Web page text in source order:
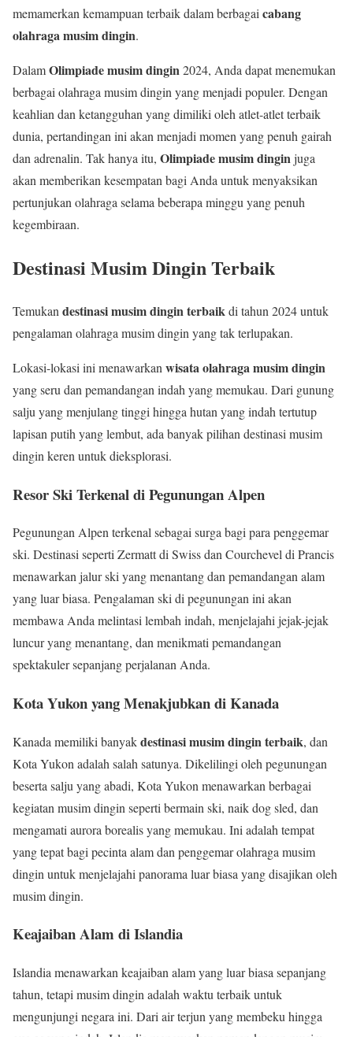
memamerkan kemampuan terbaik dalam berbagai cabang
olahraga musim dingin.
DalamOlimpiade musim dingin2024, Anda dapat menemukan
berbagai olahraga musim dingin yang menjadi populer. Dengan
keahlian dan ketangguhan yang dimiliki oleh atlet-atlet terbaik
dunia, pertandingan ini akan menjadi momen yang penuh gairah
dan adrenalin. Tak hanya itu, Olimpiade musim dinginjuga
akan memberikan kesempatan bagi Anda untuk menyaksikan
pertunjukan olahraga selama beberapa minggu yang penuh
kegembiraan.
Destinasi Musim Dingin Terbaik
Temukan destinasi musim dingin terbaikdi tahun 2024 untuk
pengalaman olahraga musim dingin yang tak terlupakan.
Lokasi-lokasi ini menawarkan wisata olahraga musim dingin
yang seru dan pemandangan indah yang memukau. Dari gunung
salju yang menjulang tinggi hingga hutan yang indah tertutup
lapisan putih yang lembut, ada banyak pilihan destinasi musim
dingin keren untuk dieksplorasi.
Resor Ski Terkenal di Pegunungan Alpen
Pegunungan Alpen terkenal sebagai surga bagi para penggemar
ski. Destinasi seperti Zermatt di Swiss dan Courchevel di Prancis
menawarkan jalur ski yang menantang dan pemandangan alam
yang luar biasa. Pengalaman ski di pegunungan ini akan
membawa Anda melintasi lembah indah, menjelajahi jejak-jejak
luncur yang menantang, dan menikmati pemandangan
spektakuler sepanjang perjalanan Anda.
Kota Yukon yang Menakjubkan di Kanada
Kanada memiliki banyakdestinasi musim dingin terbaik, dan
Kota Yukon adalah salah satunya. Dikelilingi oleh pegunungan
beserta salju yang abadi, Kota Yukon menawarkan berbagai
kegiatan musim dingin seperti bermain ski, naik dog sled, dan
mengamati aurora borealis yang memukau. Ini adalah tempat
yang tepat bagi pecinta alam dan penggemar olahraga musim
dingin untuk menjelajahi panorama luar biasa yang disajikan oleh
musim dingin.
Keajaiban Alam di Islandia
Islandia menawarkan keajaiban alam yang luar biasa sepanjang
tahun, tetapi musim dingin adalah waktu terbaik untuk
mengunjungi negara ini. Dari air terjun yang membeku hingga